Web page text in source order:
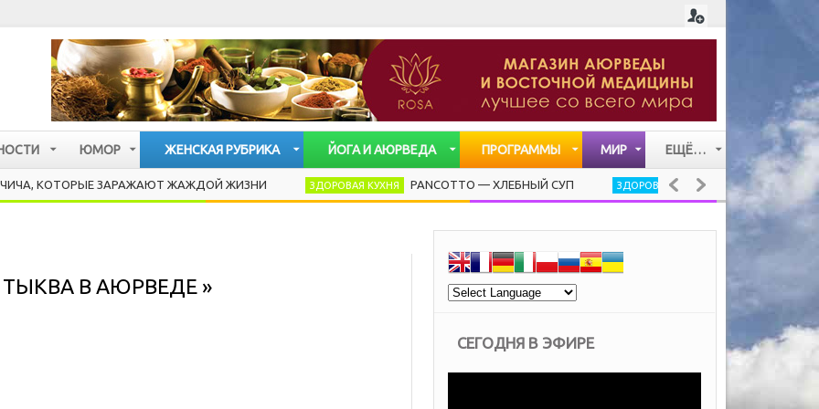
ЮМОР
ЖЕНСКАЯ РУБРИКА
ЙОГА И АЮРВЕДА
ПРОГРАММЫ МИР ЕЩЁ…
СТАТЬИ
ЗАРАЖАЮТ ЖАЖДОЙ ЖИЗНИ ЗДОРОВАЯ КУХНЯ PANCOTTO — ХЛЕБНЫЙ СУП ЗДОРОВЬЕ ЧЕРНЫЙ ОРЕХ, ИММУНИТЕТ И
ТЫКВА В АЮРВЕДЕ »
СЕГОДНЯ В ЭФИРЕ